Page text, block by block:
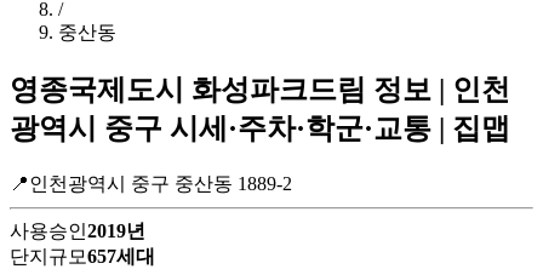
/
중산동
영종국제도시 화성파크드림 정보 | 인천
광역시 중구 시세·주차·학군·교통 | 집맵
📍인천광역시 중구 중산동 1889-2
사용승인2019년
단지규모657세대